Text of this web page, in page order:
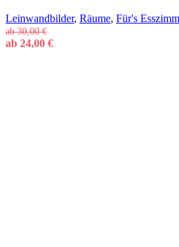
Leinwandbilder, Räume, Für's
ab30,00€
ab 24,00 €